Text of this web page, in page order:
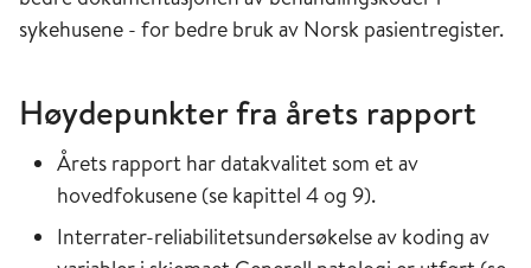
sykehusene - for bedre bruk av Norsk pasientregister.
Høydepunkter fra årets rapport
Årets rapport har datakvalitet som et av
hovedfokusene (se kapittel 4 og 9).
Interrater-reliabilitetsundersøkelse av koding av